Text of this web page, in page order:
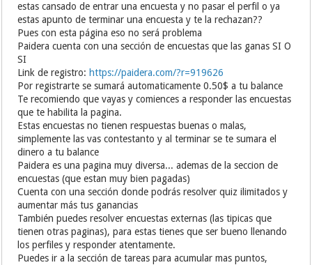
estas cansado de entrar una encuesta y no pasar el perfil o ya
estas apunto de terminar una encuesta y te la rechazan??
Pues con esta página eso no será problema
Paidera cuenta con una sección de encuestas que las ganas SI O
SI
Link de registro: https://paidera.com/?r=919626
Por registrarte se sumará automaticamente 0.50$ a tu balance
Te recomiendo que vayas y comiences a responder las encuestas
que te habilita la pagina.
Estas encuestas no tienen respuestas buenas o malas,
simplemente las vas contestanto y al terminar se te sumara el
dinero a tu balance
Paidera es una pagina muy diversa... ademas de la seccion de
encuestas (que estan muy bien pagadas)
Cuenta con una sección donde podrás resolver quiz ilimitados y
aumentar más tus ganancias
También puedes resolver encuestas externas (las tipicas que
tienen otras paginas), para estas tienes que ser bueno llenando
los perfiles y responder atentamente.
Puedes ir a la sección de tareas para acumular mas puntos,